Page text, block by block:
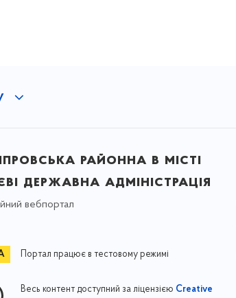
районна в місті
державна адміністрація
вебпортал
Портал працює в тестовому режимі
Весь контент доступний за ліцензією Creative